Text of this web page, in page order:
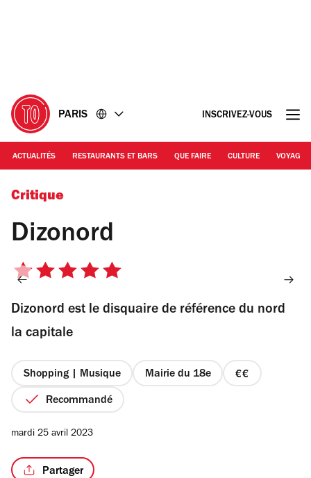
PARIS INSCRIVEZ-VOUS
ACTUALITÉS RESTAURANTS ET BARS QUE FAIRE CULTURE VOYAGE
© Dizonord
Critique
Dizonord
5
5
Dizonord est le disquaire de référence du nord
la capitale
Shopping | Musique Mairie du 18e
prix
Recommandé
mardi 25 avril 2023
Partager